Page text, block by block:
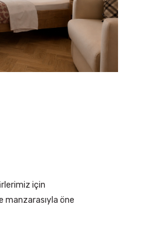
için
manzarasıyla öne